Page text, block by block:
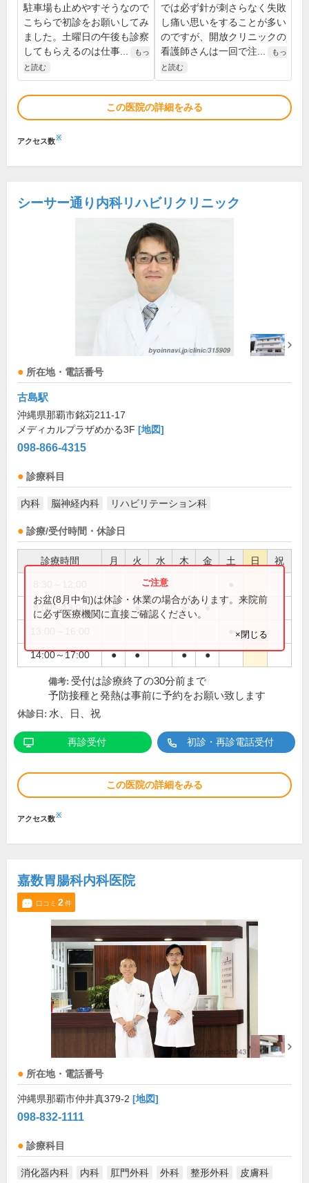
駐車場も止めやすそうなので
こちらで初診をお願いしてみ
ました。土曜日の午後も診察
してもらえるのは仕事...
もっ
と読む
では必ず針が刺さらなく失敗
し痛い思いをすることが多い
のですが、開放クリニックの
看護師さんは一回で注...
もっ
と読む
この医院の詳細をみる
アクセス数※
シーサー通り内科リハビリクリニック
所在地・電話番号
古島駅
沖縄県那覇市銘苅211-17
メディカルプラザめかる3F [地図]
098-866-4315
診療科目
内科 脳神経内科 リハビリテーション科
診療/受付時間・休診日
診療時間 月 火 水 木 金 土 日 祝
9:00～13:00 ● ● ● ●
14:00～17:00 ● ● ● ●
お盆(8月中旬)は休診・休業の場合があります。来院前
に必ず医療機関に直接ご確認ください。
×閉じる
備考: 受付は診療終了の30分前まで
予防接種と発熱は事前に予約をお願い致します
休診日: 水、日、祝
再診受付 初診・再診電話受付
この医院の詳細をみる
アクセス数※
嘉数胃腸科内科医院
口コミ 2件
所在地・電話番号
沖縄県那覇市仲井真379-2 [地図]
098-832-1111
診療科目
消化器内科 内科 肛門外科 外科 整形外科 皮膚科